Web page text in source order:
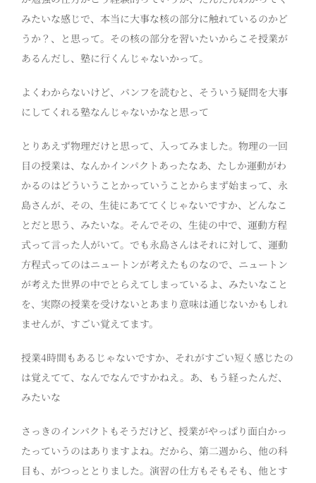
みたいな感じで、本当に大事な核の部分に触れているのかど
うか？、と思って。その核の部分を習いたいからこそ授業が
あるんだし、塾に行くんじゃないかって。
よくわからないけど、パンフを読むと、そういう疑問を大事
にしてくれる塾なんじゃないかなと思って
とりあえず物理だけと思って、入ってみました。物理の一回
目の授業は、なんかインパクトあったなあ、たしか運動がわ
かるのはどういうことかっていうことからまず始まって、永
島さんが、その、生徒にあててくじゃないですか、どんなこ
とだと思う、みたいな。そんでその、生徒の中で、運動方程
式って言った人がいて。でも永島さんはそれに対して、運動
方程式ってのはニュートンが考えたものなので、ニュートン
が考えた世界の中でとらえてしまっているよ、みたいなこと
を、実際の授業を受けないとあまり意味は通じないかもしれ
ませんが、すごい覚えてます。
授業4時間もあるじゃないですか、それがすごい短く感じたの
は覚えてて、なんでなんですかねえ。あ、もう経ったんだ、
みたいな
さっきのインパクトもそうだけど、授業がやっぱり面白かっ
たっていうのはありますよね。だから、第二週から、他の科
目も、がつっととりました。演習の仕方もそもそも、他とす